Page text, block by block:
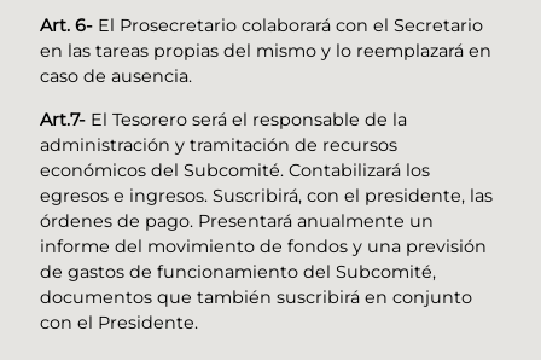
Art. 6- El Prosecretario colaborará con el Secretario
en las tareas propias del mismo y lo reemplazará en
caso de ausencia.
Art.7- El Tesorero será el responsable de la
administración y tramitación de recursos
económicos del Subcomité. Contabilizará los
egresos e ingresos. Suscribirá, con el presidente, las
órdenes de pago. Presentará anualmente un
informe del movimiento de fondos y una previsión
de gastos de funcionamiento del Subcomité,
documentos que también suscribirá en conjunto
con el Presidente.